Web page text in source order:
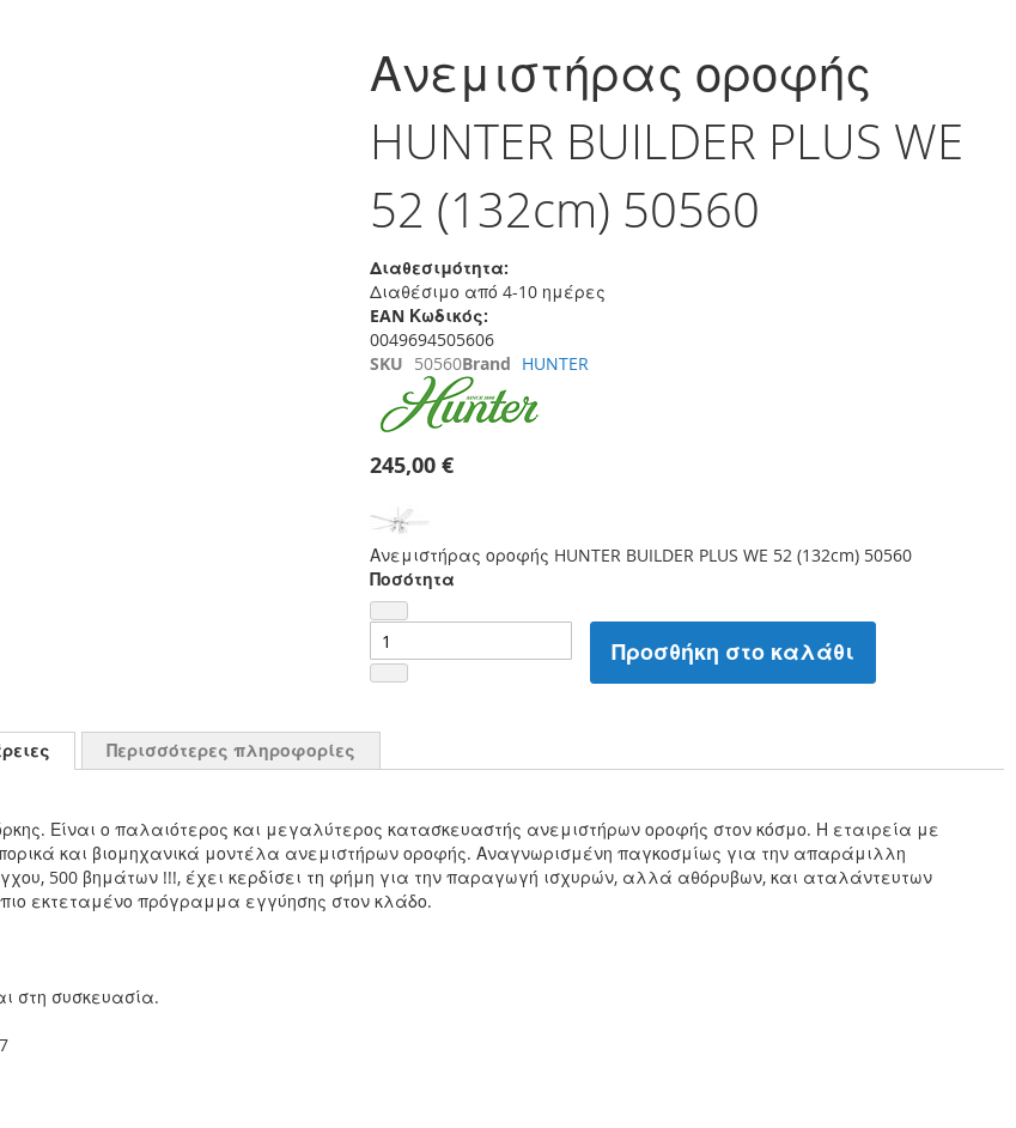
αρχή
της
εικόνων
Ανεμιστήρας οροφής
HUNTER BUILDER PLUS WE
52 (132cm) 50560
Διαθεσιμότητα:
Διαθέσιμο από 4-10 ημέρες
EAN Κωδικός:
0049694505606
SKU 50560Brand HUNTER
245,00 €
Ανεμιστήρας οροφής HUNTER BUILDER PLUS WE 52 (132cm) 50560
Ποσότητα
Προσθήκη στο καλάθι
Είναι ο παλαιότερος και μεγαλύτερος κατασκευαστής ανεμιστήρων οροφής στον κόσμο. Η εταιρεία με
και βιομηχανικά μοντέλα ανεμιστήρων οροφής. Αναγνωρισμένη παγκοσμίως για την απαράμιλλη
500 βημάτων !!!, έχει κερδίσει τη φήμη για την παραγωγή ισχυρών, αλλά αθόρυβων, και αταλάντευτων
εκτεταμένο πρόγραμμα εγγύησης στον κλάδο.
στη συσκευασία.
Περισσότερες πληροφορίες